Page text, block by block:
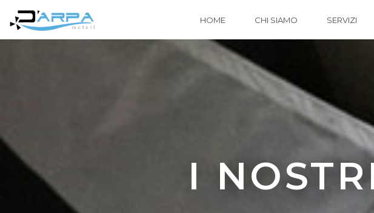
HOME CHI SIAMO SERVIZI
I